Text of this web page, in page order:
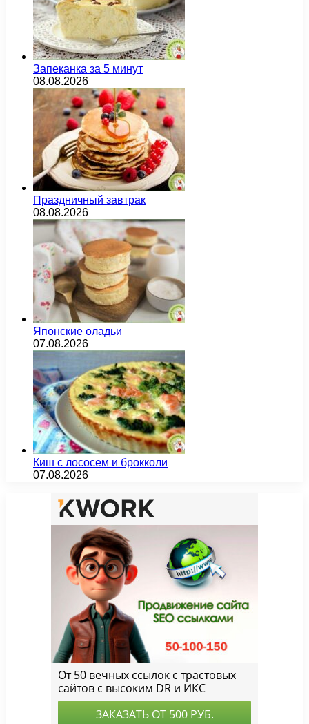
Запеканка за 5 минут
08.08.2026
Праздничный завтрак
08.08.2026
Японские оладьи
07.08.2026
Киш с лососем и брокколи
07.08.2026